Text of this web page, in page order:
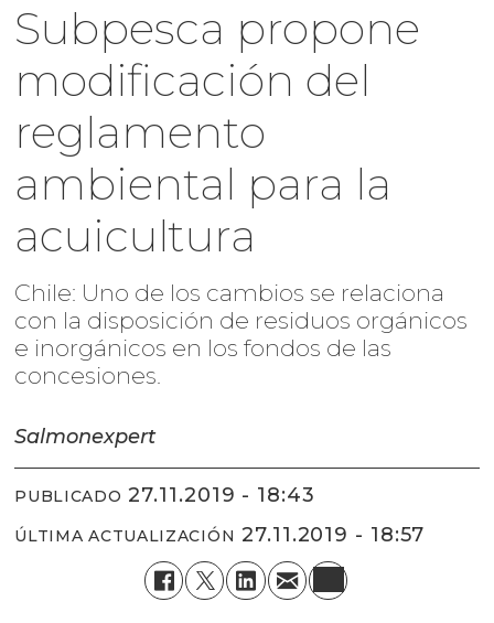
Subpesca propone
modificación del
reglamento
ambiental para la
acuicultura
Chile: Uno de los cambios se relaciona
con la disposición de residuos orgánicos
e inorgánicos en los fondos de las
concesiones.
Salmonexpert
PUBLICADO 27.11.2019 - 18:43
ÚLTIMA ACTUALIZACIÓN 27.11.2019 - 18:57